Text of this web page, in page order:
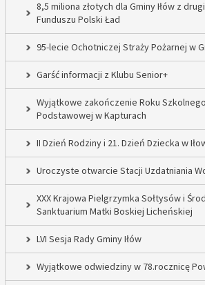
8,5 miliona złotych dla Gminy Iłów z
Funduszu Polski Ład
95-lecie Ochotniczej Straży Pożarnej w
Garść informacji z Klubu Senior+
Wyjątkowe zakończenie Roku
Podstawowej w Kapturach
II Dzień Rodziny i 21. Dzień Dziecka w
Uroczyste otwarcie Stacji Uzdatniania
XXX Krajowa Pielgrzymka Sołtysów i
Sanktuarium Matki Boskiej Licheńskiej
LVI Sesja Rady Gminy Iłów
Wyjątkowe odwiedziny w 78.rocznicę